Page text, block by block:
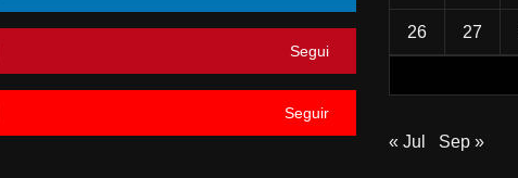
Segui
Seguir
26 27
« Jul Sep »